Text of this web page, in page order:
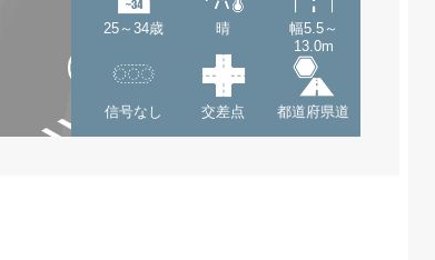
25～34歳 晴
幅5.5～
13.0m
信号なし 交差点 都道府県道